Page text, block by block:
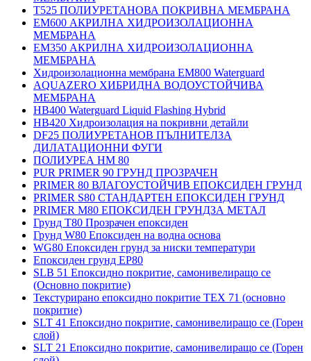
T525 ПОЛИУРЕТАНОВА ПОКРИВНА МЕМБРАНА
EM600 АКРИЛНА ХИДРОИЗОЛАЦИОННА
МЕМБРАНА
EM350 АКРИЛНА ХИДРОИЗОЛАЦИОННА
МЕМБРАНА
Хидроизолационна мембрана EM800 Waterguard
AQUAZERO ХИБРИДНА ВОДОУСТОЙЧИВА
МЕМБРАНА
HB400 Waterguard Liquid Flashing Hybrid
HB420 Хидроизолация на покривни детайли
DF25 ПОЛИУРЕТАНОВ ПЪЛНИТЕЛЗА
ДИЛАТАЦИОННИ ФУГИ
ПОЛИУРЕА HM 80
PUR PRIMER 90 ГРУНД ПРОЗРАЧЕН
PRIMER 80 ВЛАГОУСТОЙЧИВ ЕПОКСИДЕН ГРУНД
PRIMER S80 СТАНДАРТЕН ЕПОКСИДЕН ГРУНД
PRIMER M80 ЕПОКСИДЕН ГРУНДЗА МЕТАЛ
Грунд Т80 Прозрачен епоксиден
Грунд W80 Епоксиден на водна основа
WG80 Епоксиден грунд за ниски температури
Епоксиден грунд EP80
SLB 51 Епоксидно покритие, самонивелиращо се
(Основно покритие)
Текстурирано епоксидно покритие TEX 71 (основно
покритие)
SLT 41 Епоксидно покритие, самонивелиращо се (Горен
слой)
SLT 21 Епоксидно покритие, самонивелиращо се (Горен